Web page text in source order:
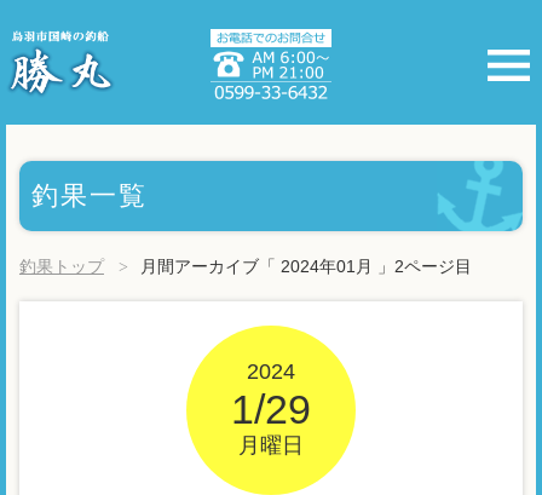
釣果一覧
釣果トップ 月間アーカイブ「 2024年01月 」2ページ目
2024
1/29
月曜日